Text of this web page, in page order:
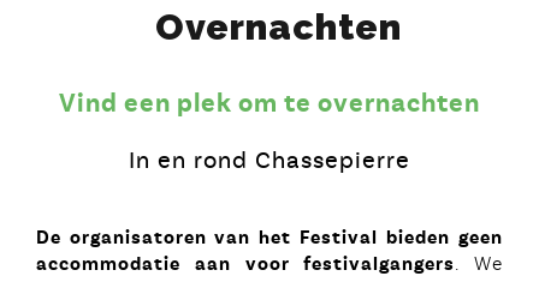
Overnachten
Vind een plek om te overnachten
In en rond Chassepierre
De organisatoren van het Festival bieden geen
accommodatie aan voor festivalgangers. We